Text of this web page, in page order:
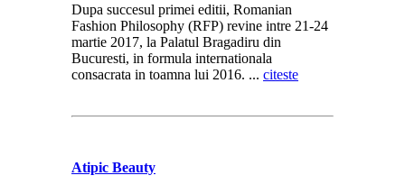
Dupa succesul primei editii, Romanian
Fashion Philosophy (RFP) revine intre 21-24
martie 2017, la Palatul Bragadiru din
Bucuresti, in formula internationala
consacrata in toamna lui 2016. ... citeste
Atipic Beauty